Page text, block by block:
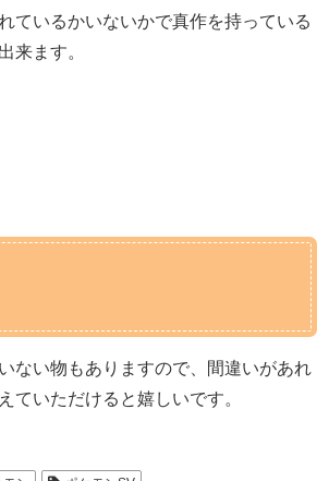
ているかいないかで真作を持っている
来ます。
ない物もありますので、間違いがあれ
ていただけると嬉しいです。